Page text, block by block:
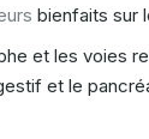
bienfaits sur
et les voies
et le